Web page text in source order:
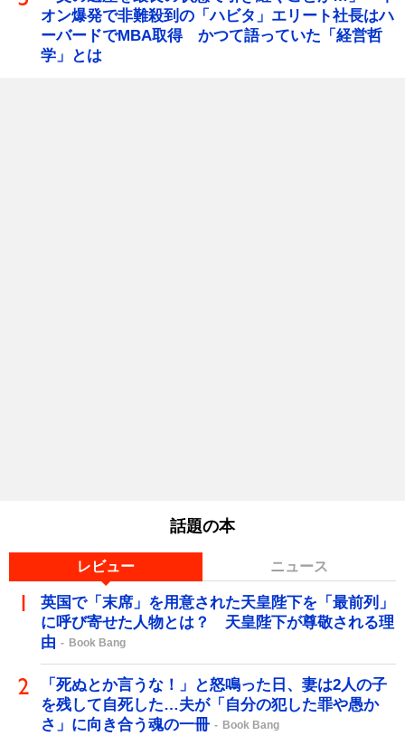
オン爆発で非難殺到の「ハビタ」エリート社長はハ
ーバードでMBA取得 かつて語っていた「経営哲
学」とは
話題の本
レビュー ニュース
英国で「末席」を用意された天皇陛下を「最前列」
に呼び寄せた人物とは？ 天皇陛下が尊敬される理
由
Book Bang
「死ぬとか言うな！」と怒鳴った日、妻は2人の子
を残して自死した…夫が「自分の犯した罪や愚か
さ」に向き合う魂の一冊
Book Bang